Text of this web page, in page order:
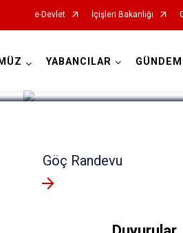
e-Devlet İçişleri Bakanlığı
YABANCILAR GÜNDEM
Göç Randevu